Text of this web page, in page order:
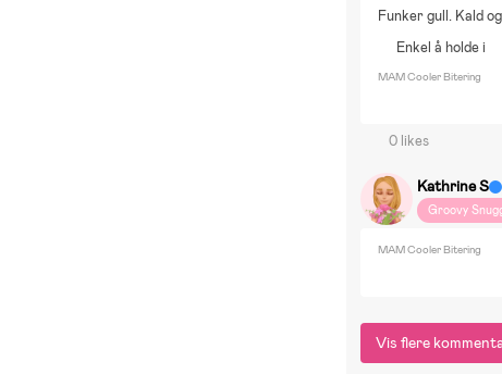
Funker gull. Kald
Enkel å holde i
MAM Cooler Bitering
0 likes
Kathrine S
Groovy
MAM Cooler Bitering
Vis flere